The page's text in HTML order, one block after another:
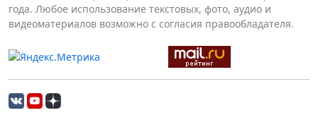
года. Любое использование текстовых, фото, аудио и
видеоматериалов возможно с согласия правообладателя.